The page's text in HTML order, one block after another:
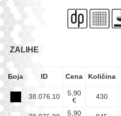
ZALIHE
Боја ID Cena Količina
38.076.10
5,90
€
430
5,90